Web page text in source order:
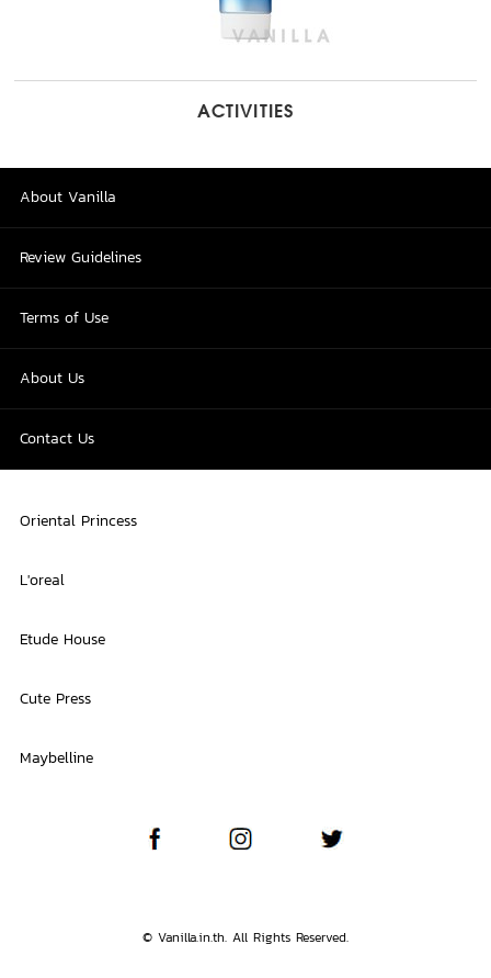
ACTIVITIES
About Vanilla
Review Guidelines
Terms of Use
About Us
Contact Us
Oriental Princess
L'oreal
Etude House
Cute Press
Maybelline
© Vanilla.in.th. All Rights Reserved.